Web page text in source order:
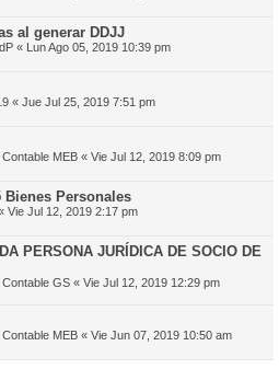
al generar DDJJ
« Lun Ago 05, 2019 10:39 pm
« Jue Jul 25, 2019 7:51 pm
Contable MEB « Vie Jul 12, 2019 8:09 pm
Bienes Personales
Vie Jul 12, 2019 2:17 pm
PERSONA JURÍDICA DE SOCIO DE
Contable GS « Vie Jul 12, 2019 12:29 pm
Contable MEB « Vie Jun 07, 2019 10:50 am